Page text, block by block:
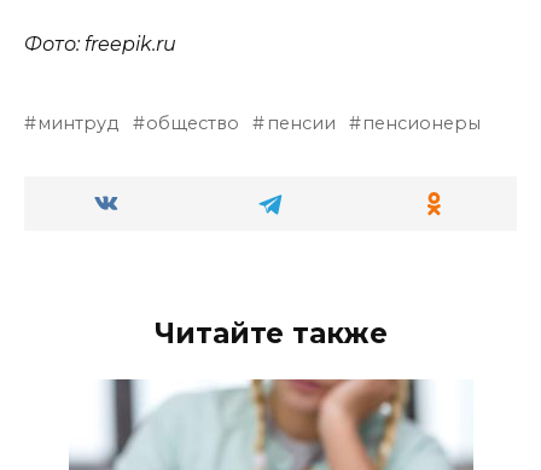
Фото: freepik.ru
минтруд общество пенсии пенсионеры
Читайте также